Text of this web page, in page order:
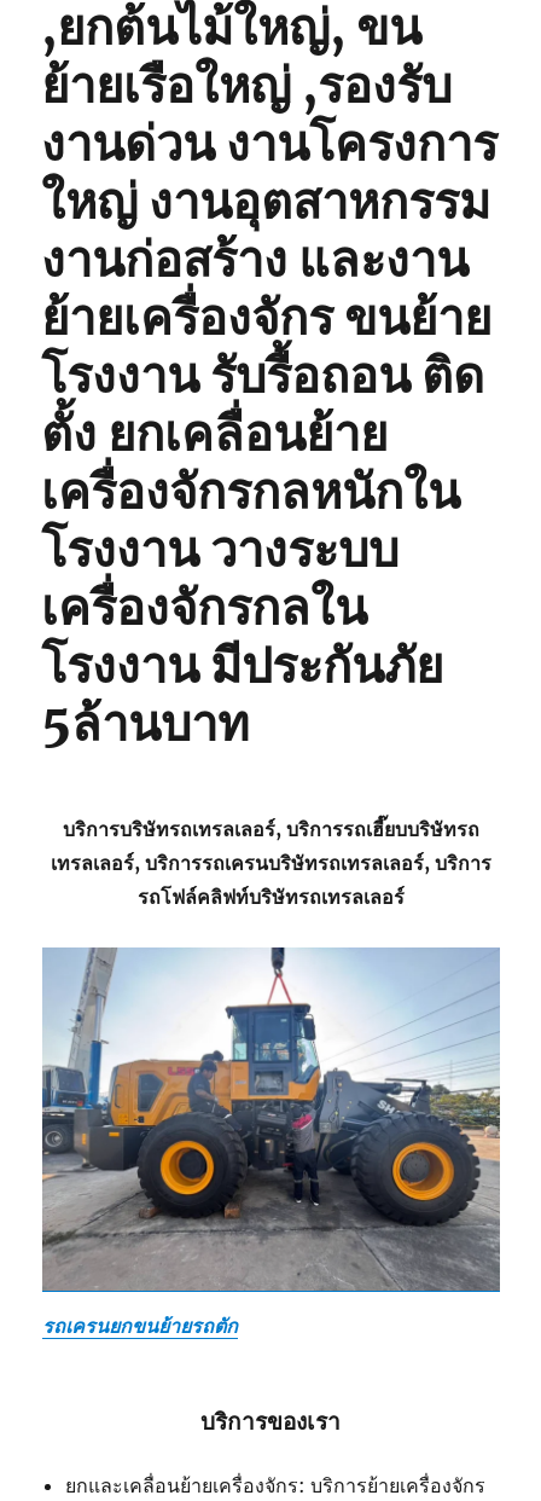
,ยกต้นไม้ใหญ่, ขน
ย้ายเรือใหญ่ ,รองรับ
งานด่วน งานโครงการ
ใหญ่ งานอุตสาหกรรม
งานก่อสร้าง และงาน
ย้ายเครื่องจักร ขนย้าย
โรงงาน รับรื้อถอน ติด
ตั้ง ยกเคลื่อนย้าย
เครื่องจักรกลหนักใน
โรงงาน วางระบบ
เครื่องจักรกลใน
โรงงาน มีประกันภัย
5ล้านบาท
บริการบริษัทรถเทรลเลอร์, บริการรถเฮี๊ยบบริษัทรถ
เทรลเลอร์, บริการรถเครนบริษัทรถเทรลเลอร์, บริการ
รถโฟล์คลิฟท์บริษัทรถเทรลเลอร์
รถเครนยกขนย้ายรถตัก
บริการของเรา
ยกและเคลื่อนย้ายเครื่องจักร: บริการย้ายเครื่องจักร